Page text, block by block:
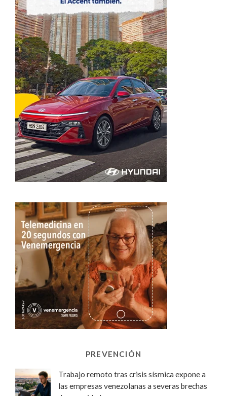
PREVENCIÓN
Trabajo remoto tras crisis sísmica expone a
las empresas venezolanas a severas brechas